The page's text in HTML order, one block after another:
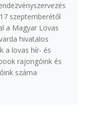
szeptemberétől
a Magyar Lovas
hivatalos
a lovas hír- és
rajongóink és
száma